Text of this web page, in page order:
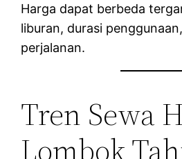
Harga dapat berbeda
liburan, durasi
perjalanan.
Tren Sewa